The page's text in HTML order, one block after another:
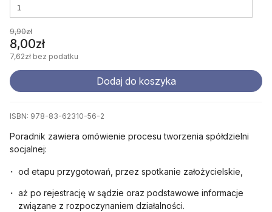
9,90zł
8,00zł
7,62zł bez podatku
Dodaj do koszyka
ISBN: 978-83-62310-56-2
Poradnik zawiera omówienie procesu tworzenia spółdzielni
socjalnej:
od etapu przygotowań, przez spotkanie założycielskie,
aż po rejestrację w sądzie oraz podstawowe informacje
związane z rozpoczynaniem działalności.